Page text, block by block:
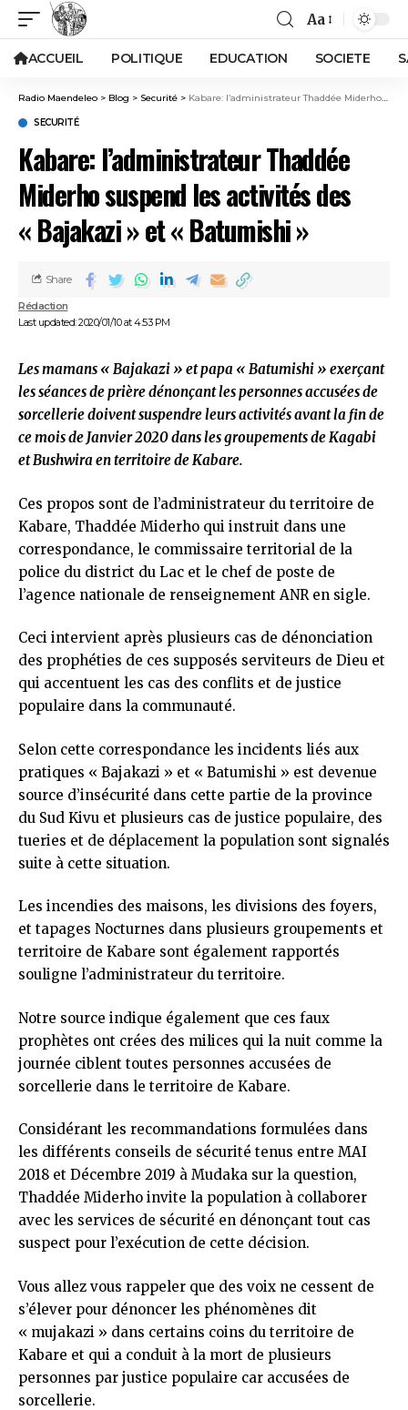
Aa
ACCUEIL POLITIQUE EDUCATION SOCIETE
Radio Maendeleo > Blog > Securité > Kabare: l’administrateur Thaddée Miderho suspend les activités des « Bajakazi » et « Batumishi »
SECURITÉ
Kabare: l’administrateur Thaddée
Miderho suspend les activités des
« Bajakazi » et « Batumishi »
Last updated: 2020/01/10 at 4:53 PM
Rédaction
Share
Les mamans « Bajakazi » et papa « Batumishi » exerçant
les séances de prière dénonçant les personnes accusées de
sorcellerie doivent suspendre leurs activités avant la fin de
ce mois de Janvier 2020 dans les groupements de Kagabi
et Bushwira en territoire de Kabare.
Ces propos sont de l’administrateur du territoire de
Kabare, Thaddée Miderho qui instruit dans une
correspondance, le commissaire territorial de la
police du district du Lac et le chef de poste de
l’agence nationale de renseignement ANR en sigle.
Ceci intervient après plusieurs cas de dénonciation
des prophéties de ces supposés serviteurs de Dieu et
qui accentuent les cas des conflits et de justice
populaire dans la communauté.
Selon cette correspondance les incidents liés aux
pratiques « Bajakazi » et « Batumishi » est devenue
source d’insécurité dans cette partie de la province
du Sud Kivu et plusieurs cas de justice populaire, des
tueries et de déplacement la population sont signalés
suite à cette situation.
Les incendies des maisons, les divisions des foyers,
et tapages Nocturnes dans plusieurs groupements et
territoire de Kabare sont également rapportés
souligne l’administrateur du territoire.
Notre source indique également que ces faux
prophètes ont crées des milices qui la nuit comme la
journée ciblent toutes personnes accusées de
sorcellerie dans le territoire de Kabare.
Considérant les recommandations formulées dans
les différents conseils de sécurité tenus entre MAI
2018 et Décembre 2019 à Mudaka sur la question,
Thaddée Miderho invite la population à collaborer
avec les services de sécurité en dénonçant tout cas
suspect pour l’exécution de cette décision.
Vous allez vous rappeler que des voix ne cessent de
s’élever pour dénoncer les phénomènes dit
« mujakazi » dans certains coins du territoire de
Kabare et qui a conduit à la mort de plusieurs
personnes par justice populaire car accusées de
sorcellerie.